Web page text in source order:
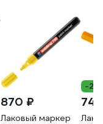
870 ₽
Лаковый маркер
-